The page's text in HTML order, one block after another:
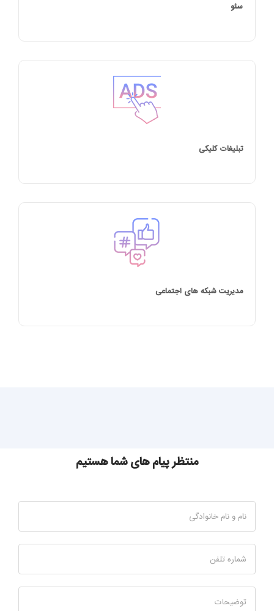
سئو
تبلیغات کلیکی
مدیریت شبکه های اجتماعی
منتظر پیام های شما هستیم
نام و نام خانوادگی
شماره تلفن
توضیحات